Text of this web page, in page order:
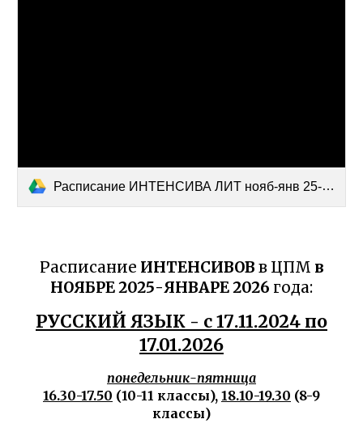
Расписание ИНТЕНСИВА ЛИТ нояб-янв 25-26 (1).docx
Расписание ИНТЕНСИВОВ в ЦПМ в
НОЯБРЕ 2025-ЯНВАРЕ 2026 года:
РУССКИЙ ЯЗЫК - с17.11.2024 по
17.01.2026
понедельник-пятница
16.30-17.50 (10-11 классы), 18.10-19.30 (8-9
классы)